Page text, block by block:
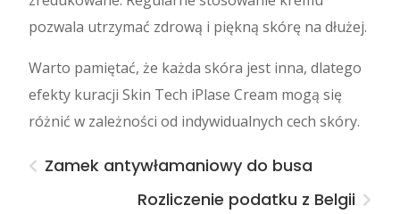
pozwala utrzymać zdrową i piękną skórę na dłużej.
Warto pamiętać, że każda skóra jest inna, dlatego
efekty kuracji Skin Tech iPlase Cream mogą się
różnić w zależności od indywidualnych cech skóry.
Zamek antywłamaniowy do busa
Rozliczenie podatku z Belgii